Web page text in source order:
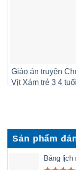
Sản phẩm
Bảng lịch
Giáo án truyện
Vịt Xám trẻ 3 4 tuổi